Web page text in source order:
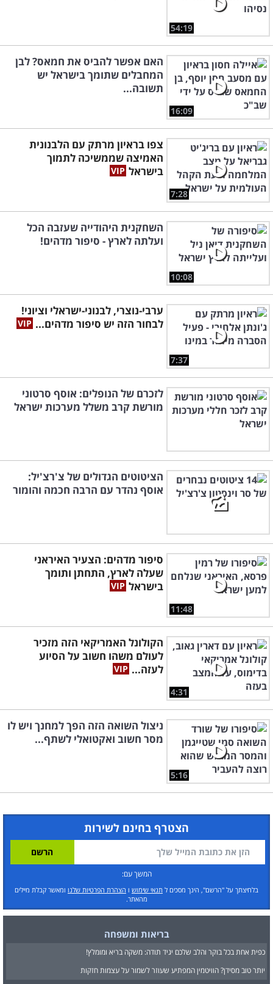
54:19
16:09
האם אפשר להביס את חמאס? לבן
המחבלים שתומך בישראל יש
תשובה...
7:28
צפו בראיון מרתק עם הלבנונית
האמיצה שממשיכה לתמוך
בישראל
10:08
השחקנית היהודייה שעזבה הכל
ועלתה לארץ - סיפור מדהים!
7:37
ערבי-נוצרי, לבנוני-ישראלי וציוני!
לבחור הזה יש סיפור מדהים...
לזכרם של הנופלים: אוסף סרטוני
מורשת קרב משלל מערכות ישראל
הציטוטים הגדולים של צ'רצ'יל:
אוסף נהדר עם הרבה חכמה והומור
11:48
סיפור מדהים: הצעיר האיראני
שעלה לארץ, התחתן ותומך
בישראל
4:31
הקולונל האמריקאי הזה מזכיר
לעולם משהו חשוב על הסיוע
לעזה...
5:16
ניצול השואה הזה הפך למחנך ויש לו
מסר חשוב ואקטואלי לשתף...
הצטרף בחינם לשירות
המשך עם:
בלחיצתך על "הרשם", הינך מסכים ל תנאי שימוש ו הצהרת הפרטיות שלנו ומאשר קבלת מיילים
מהאתר.
בריאות ומשפחה
כפית אחת בכל בוקר והלב שלכם יגיד תודה: משקה בריא ומומלץ!
יותר טוב מסידן? הוויטמין המפתיע שעוזר לשמור על עצמות חזקות